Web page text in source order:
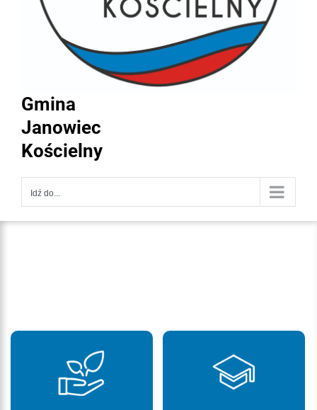
Gmina
Janowiec
Kościelny
Idź do...